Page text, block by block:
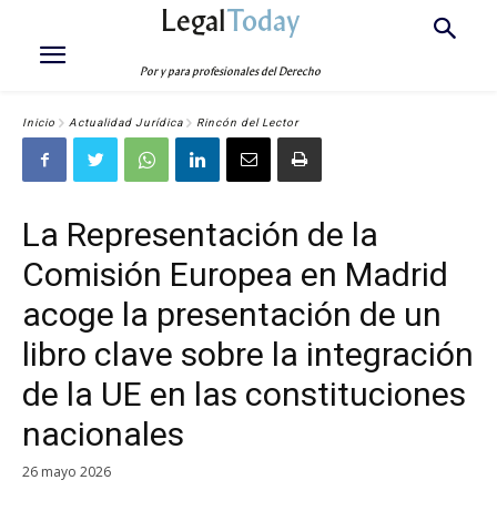
LegalToday
Por y para profesionales del Derecho
Inicio Actualidad Jurídica Rincón del Lector
La Representación de la
Comisión Europea en Madrid
acoge la presentación de un
libro clave sobre la integración
de la UE en las constituciones
nacionales
26 mayo 2026